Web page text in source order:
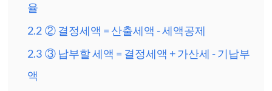
율
2.2 ② 결정세액 = 산출세액 - 세액공제
2.3 ③ 납부할 세액 = 결정세액 + 가산세 - 기납부
액